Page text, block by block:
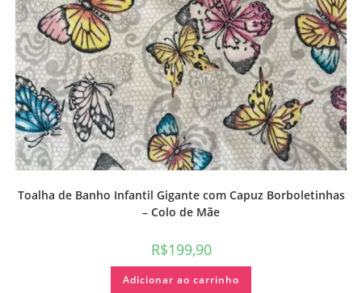
Toalha de Banho Infantil Gigante com Capuz Borboletinhas
– Colo de Mãe
R$199,90
Adicionar ao carrinho